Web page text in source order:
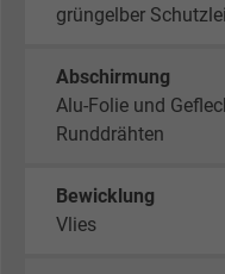
grüngelber
Abschirmung
Alu-Folie und
Runddrähten
Bewicklung
Vlies